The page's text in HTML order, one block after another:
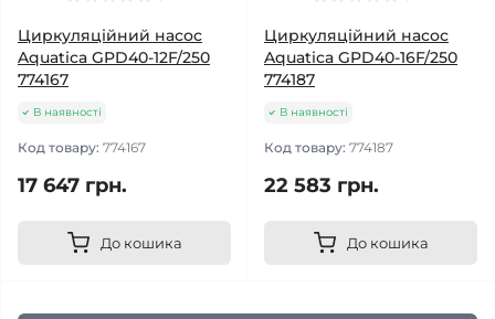
Циркуляційний насос
Aquatica GPD40-12F/250
774167
В наявності
Код товару: 774167
17 647 грн.
До кошика
Циркуляційний насос
Aquatica GPD40-16F/250
774187
В наявності
Код товару: 774187
22 583 грн.
До кошика